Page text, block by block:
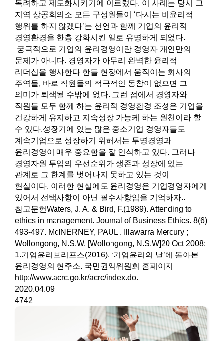
독려하고 제도화시키기에 이르렀다. 이 사례는 당시 그
지역 상공회의소 모든 구성원들이 ‘다시는 비윤리적
행위를 하지 않겠다’는 선언과 함께 기업의 윤리적
경영환경을 한층 강화시킨 일로 유명하게 되었다.
궁극적으로 기업의 윤리경영이란 경영자 개인만의
문제가 아니다. 경영자가 아무리 완벽한 윤리적
리더십을 행사한다 한들 현장에서 움직이는 회사의
주역들, 바로 직원들의 적극적인 동참이 없으면 그
의미가 퇴색될 수밖에 없다. 그런 점에서 경영자와
직원들 모두 함께 하는 윤리적 경영환경 조성은 기업을
건강하게 유지하고 지속성장 가능케 하는 원천이라 할
수 있다.성장기에 있는 많은 중소기업 경영자들도
계속기업으로 성장하기 위해서는 투명경영과
윤리경영이 매우 중요함을 잘 인식하고 있다. 그러나
경영자원 투입의 우선순위가 생존과 성장에 있는
관계로 그 한계를 벗어나지 못하고 있는 것이
현실이다. 이러한 현실에도 윤리경영은 기업경영자에게
있어서 선택사항이 아닌 필수사항임을 기억하자..
참고문헌Waters, J. A. & Bird, F.(1989). Attending to
ethics in management. Journal of Business Ethics. 8(6)
493-497. McINERNEY, PAUL . Illawarra Mercury ;
Wollongong, N.S.W. [Wollongong, N.S.W]20 Oct 2008:
1.기업윤리브리프스(2016). ‘기업윤리의 날’에 돌아본
윤리경영의 현주소. 국민권익위원회 홈페이지
http://www.acrc.go.kr/acrc/index.do.
2020.04.09
4742